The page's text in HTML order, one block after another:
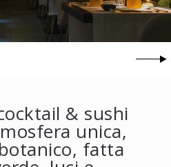
& sushi
unica,
fatta